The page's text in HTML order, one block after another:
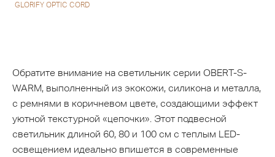
GLORIFY OPTIC CORD
Обратите внимание на светильник серии OBERT-S-
WARM, выполненный из экокожи, силикона и металла,
с ремнями в коричневом цвете, создающими эффект
уютной текстурной «цепочки». Этот подвесной
светильник длиной 60, 80 и 100 см с теплым LED-
освещением идеально впишется в современные